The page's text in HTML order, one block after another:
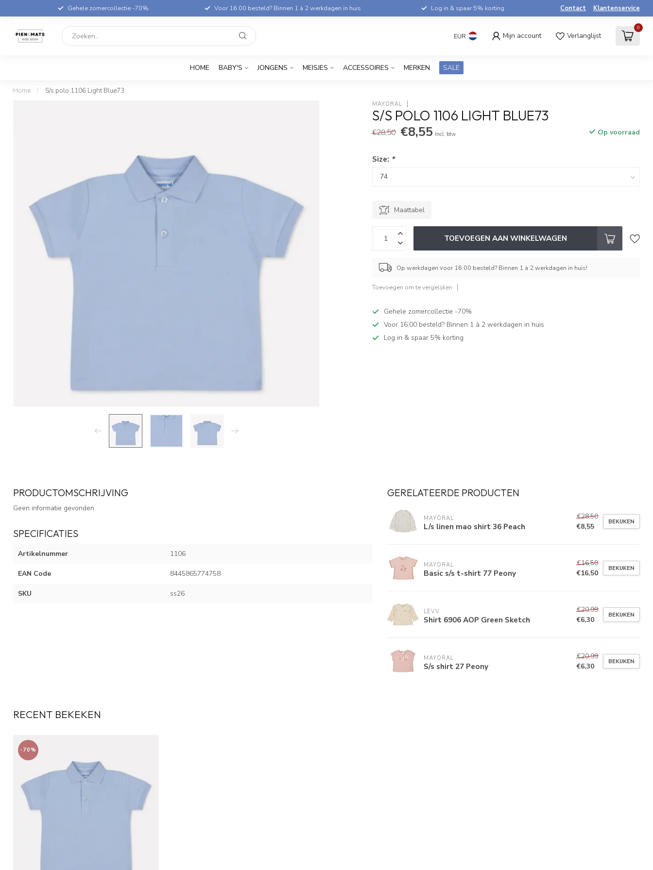
Gehele zomercollectie -70% Voor 16:00 besteld? Binnen 1 à 2 werkdagen in huis Log in & spaar 5% korting Contact Klantenservice
EUR Mijn account Verlanglijst
0
HOME BABY'S JONGENS MEISJES ACCESSOIRES MERKEN SALE
Home / S/s polo 1106 Light Blue73
MAYORAL
S/S POLO 1106 LIGHT BLUE73
€28,50 €8,55 Incl. btw Op voorraad
Size: *
Maattabel
TOEVOEGEN AAN WINKELWAGEN
Op werkdagen voor 16:00 besteld? Binnen 1 à 2 werkdagen in huis!
Toevoegen om te vergelijken
Gehele zomercollectie -70%
Voor 16:00 besteld? Binnen 1 à 2 werkdagen in huis
Log in & spaar 5% korting
PRODUCTOMSCHRIJVING
Geen informatie gevonden
SPECIFICATIES
Artikelnummer 1106
EAN Code 8445865774758
SKU ss26
GERELATEERDE PRODUCTEN
MAYORAL
L/s linen mao shirt 36 Peach
€28,50
€8,55
BEKIJKEN
MAYORAL
Basic s/s t-shirt 77 Peony
€16,50
€16,50
BEKIJKEN
LEVV
Shirt 6906 AOP Green Sketch
€20,99
€6,30
BEKIJKEN
MAYORAL
S/s shirt 27 Peony
€20,99
€6,30
BEKIJKEN
RECENT BEKEKEN
-70%